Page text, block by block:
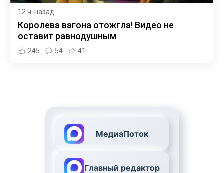
12 ч. назад
Королева вагона отожгла! Видео не
оставит равнодушным
245 54 41
МедиаПоток
Главный редактор